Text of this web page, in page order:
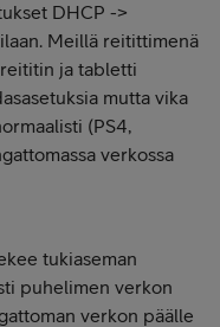
DHCP ->
Meillä reitittimenä
ja tabletti
mutta vika
(PS4,
verkossa
tukiaseman
puhelimen verkon
verkon päälle